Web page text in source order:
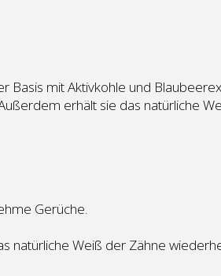
mit Aktivkohle und
erhält sie das natürliche
Gerüche.
natürliche Weiß der Zähne